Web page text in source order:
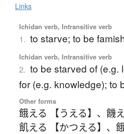
Links
Ichidan verb, Intransitive verb
1. to starve; to be
Ichidan verb, Intransitive verb
2. to be starved of (e.g.
for (e.g. knowledge); to
Other forms
餓える 【うえる】 、 饑
飢える 【かつえる】 、